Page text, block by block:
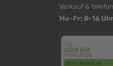
Verkauf &
Mo-Fr: 8-16 Uhr